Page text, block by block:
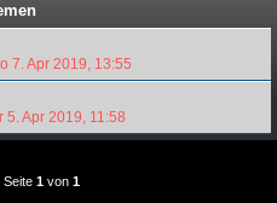
7. Apr 2019, 13:55
5. Apr 2019, 11:58
Seite 1 von 1